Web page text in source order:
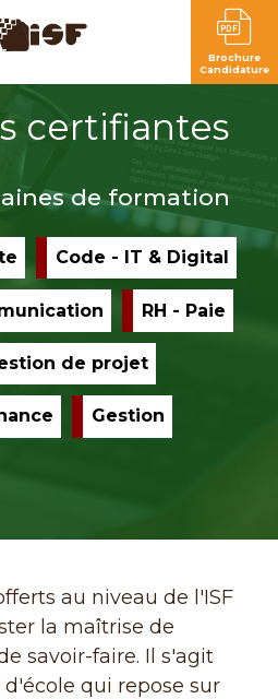
certifiantes
de formation
Apply
Commerce
- Vente
filter
Code - IT & Digital
Code
Apply
Marketing -
Communication
filter
RH - Paie
RH -
de projet
Management
- Gestion de
projet filter
Apply
Comptabilité
Gestion
Gestion
au niveau de l'ISF
la maîtrise de
savoir-faire. Il s'agit
qui repose sur
Brochure
Candidature